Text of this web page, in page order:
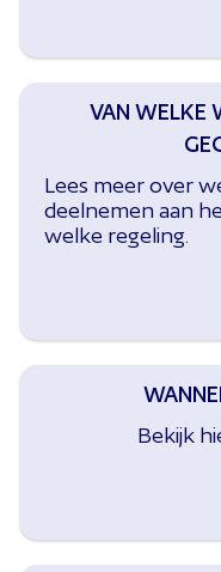
VAN WELKE
Lees meer over
deelnemen aan
welke regeling.
Bekijk